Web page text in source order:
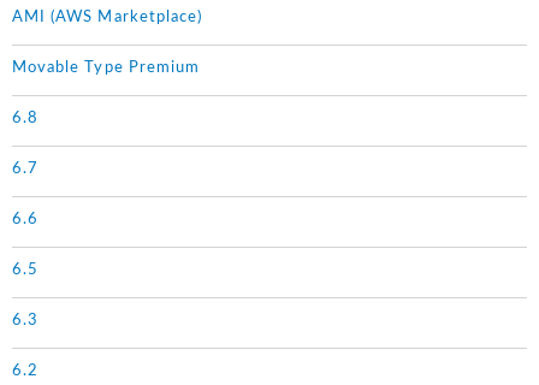
AMI (AWS Marketplace)
Movable Type Premium
6.8
6.7
6.6
6.5
6.3
6.2